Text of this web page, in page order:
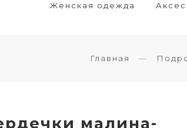
Женская одежда
Главная
малина-